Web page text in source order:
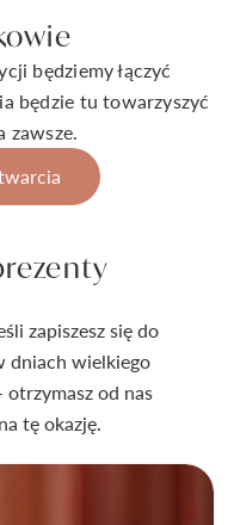
zgłoszeniowe
będziemy łączyć
będzie tu towarzyszyć
zawsze.
zapiszesz się do
dniach wielkiego
od nas
tę okazję.